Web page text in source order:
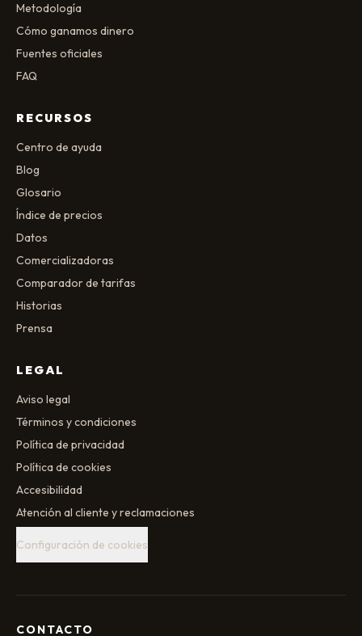
Metodología
Cómo ganamos dinero
Fuentes oficiales
FAQ
RECURSOS
Centro de ayuda
Blog
Glosario
Índice de precios
Datos
Comercializadoras
Comparador de tarifas
Historias
Prensa
LEGAL
Aviso legal
Términos y condiciones
Política de privacidad
Política de cookies
Accesibilidad
Atención al cliente y reclamaciones
Configuración de cookies
CONTACTO